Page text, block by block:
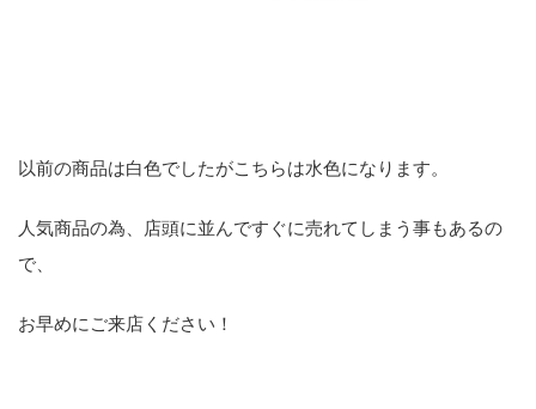
以前の商品は白色でしたがこちらは水色になります。
人気商品の為、店頭に並んですぐに売れてしまう事もあるの
で、
お早めにご来店ください！